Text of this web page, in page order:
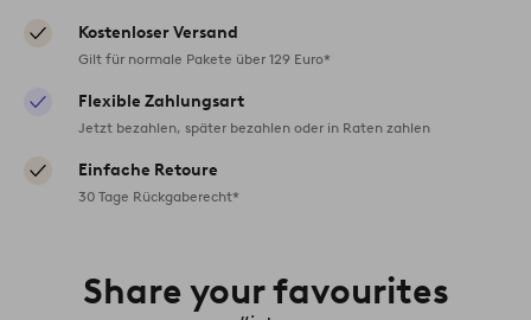
Kostenloser Versand
Gilt für normale Pakete über 129 Euro*
Flexible Zahlungsart
Jetzt bezahlen, später bezahlen oder in Raten zahlen
Einfache Retoure
30 Tage Rückgaberecht*
Share your favourites